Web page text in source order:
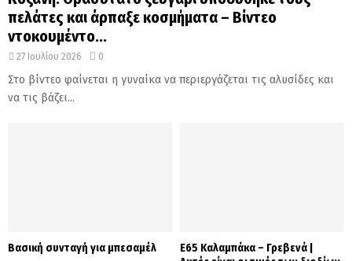
πελάτες και άρπαξε κοσμήματα – Βίντεο
ντοκουμέντο...
27 Ιουλίου 2026 0
Στο βίντεο φαίνεται η γυναίκα να περιεργάζεται τις αλυσίδες και
να τις βάζει...
Βασική συνταγή για μπεσαμέλ
Ε65 Καλαμπάκα – Γρεβενά |